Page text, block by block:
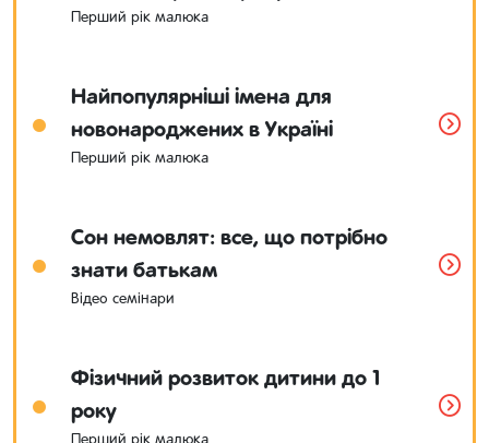
Перший рік малюка
Найпопулярніші імена для
новонароджених в Україні
Перший рік малюка
Сон немовлят: все, що потрібно
знати батькам
Відео семінари
Фізичний розвиток дитини до 1
року
Перший рік малюка